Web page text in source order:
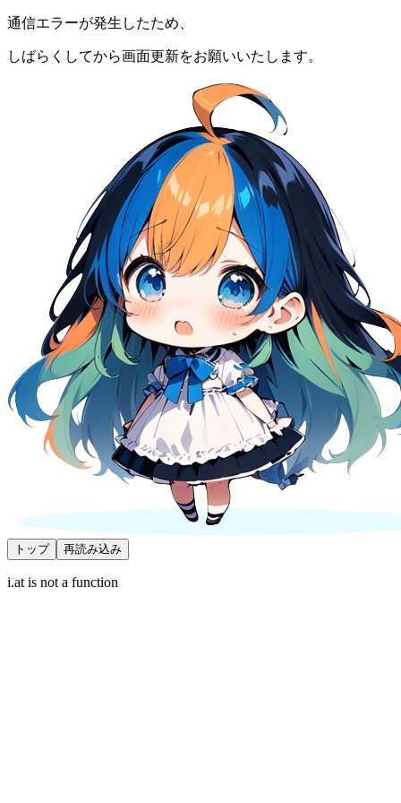
通信エラーが発生したため、
しばらくしてから画面更新をお願いいたします。
トップ 再読み込み
i.at is not a function